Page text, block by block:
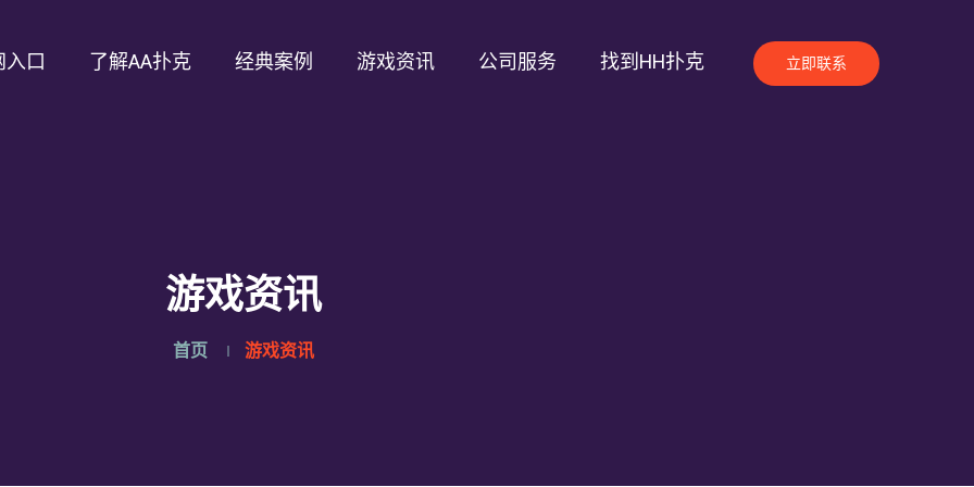
口 了解AA扑克 经典案例 游戏资讯 公司服务 找到HH扑克 立即联系
游戏资讯
首页 游戏资讯